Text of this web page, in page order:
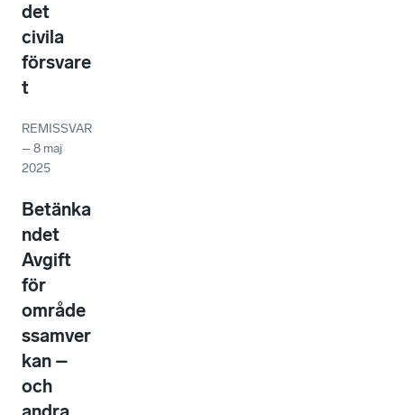
det
civila
försvare
t
REMISSVAR
–8 maj
2025
Betänka
ndet
Avgift
för
område
ssamver
kan –
och